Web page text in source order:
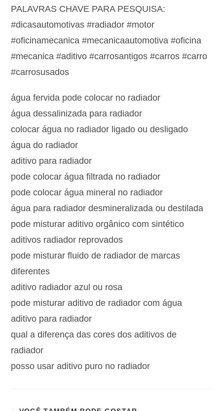
PALAVRAS CHAVE PARA PESQUISA:
#dicasautomotivas #radiador #motor
#oficinamecanica #mecanicaautomotiva #oficina
#mecanica #aditivo #carrosantigos #carros #carro
#carrosusados
água fervida pode colocar no radiador
água dessalinizada para radiador
colocar água no radiador ligado ou desligado
água do radiador
aditivo para radiador
pode colocar água filtrada no radiador
pode colocar água mineral no radiador
água para radiador desmineralizada ou destilada
pode misturar aditivo orgânico com sintético
aditivos radiador reprovados
pode misturar fluido de radiador de marcas
diferentes
aditivo radiador azul ou rosa
pode misturar aditivo de radiador com água
aditivo para radiador
qual a diferença das cores dos aditivos de
radiador
posso usar aditivo puro no radiador